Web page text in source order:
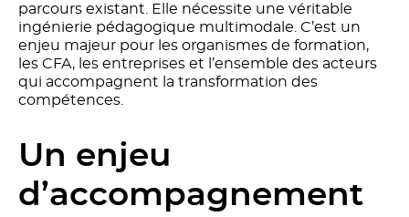
parcours existant. Elle nécessite une véritable
ingénierie pédagogique multimodale. C’est un
enjeu majeur pour les organismes de formation,
les CFA, les entreprises et l’ensemble des acteurs
qui accompagnent la transformation des
compétences.
Un enjeu
d’accompagnement